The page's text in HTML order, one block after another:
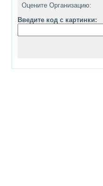
Оцените Организацию:
Введите код с картинки: